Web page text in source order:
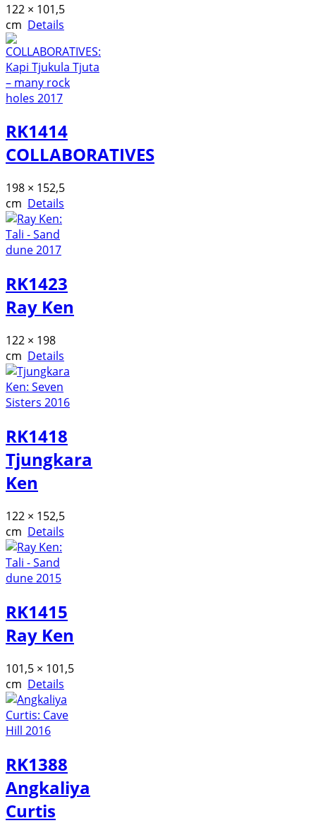
122 × 101,5
cm Details
RK1414
COLLABORATIVES
198 × 152,5
cm Details
RK1423
Ray Ken
122 × 198
cm Details
RK1418
Tjungkara
Ken
122 × 152,5
cm Details
RK1415
Ray Ken
101,5 × 101,5
cm Details
RK1388
Angkaliya
Curtis